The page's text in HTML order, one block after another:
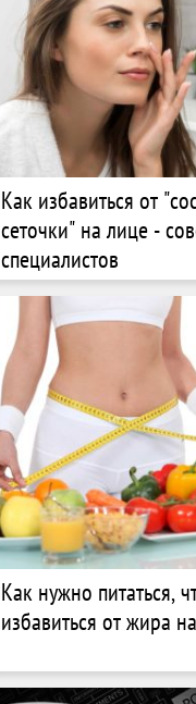
Как избавиться от
сеточки" на лице -
специалистов
Как нужно питаться,
избавиться от жира